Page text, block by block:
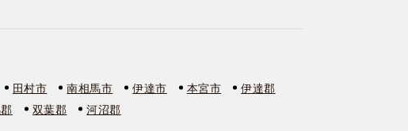
田村市 南相馬市 伊達市 本宮市
伊達郡
双葉郡 河沼郡